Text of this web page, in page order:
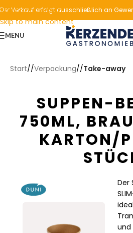
Skip to navigation
Skip to main content
Der Verkauf erfolgt ausschließlich an
MENU
Start/ Verpackung/ Take-away
SUPPEN-
750ML,
KARTON/
Der
und